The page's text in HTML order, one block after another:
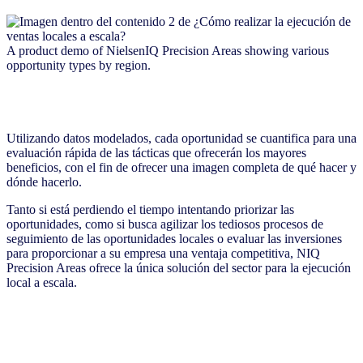
A product demo of NielsenIQ Precision Areas showing various
opportunity types by region.
Utilizando datos modelados, cada oportunidad se cuantifica para una
evaluación rápida de las tácticas que ofrecerán los mayores
beneficios, con el fin de ofrecer una imagen completa de qué hacer y
dónde hacerlo.
Tanto si está perdiendo el tiempo intentando priorizar las
oportunidades, como si busca agilizar los tediosos procesos de
seguimiento de las oportunidades locales o evaluar las inversiones
para proporcionar a su empresa una ventaja competitiva, NIQ
Precision Areas ofrece la única solución del sector para la ejecución
local a escala.